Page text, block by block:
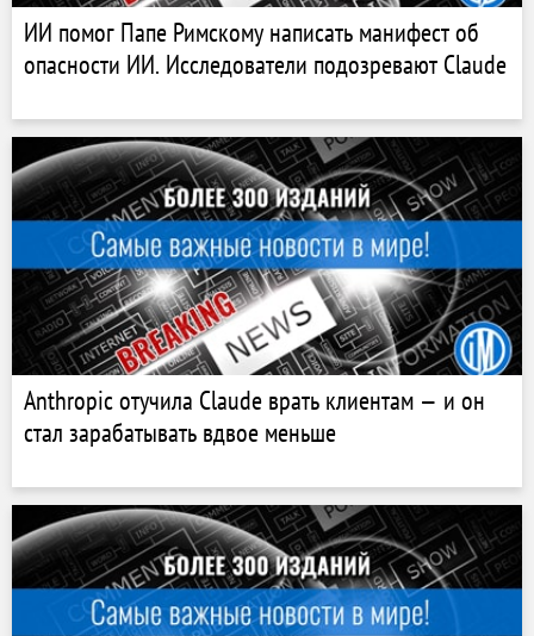
ИИ помог Папе Римскому написать манифест об
опасности ИИ. Исследователи подозревают Claude
Anthropic отучила Claude врать клиентам — и он
стал зарабатывать вдвое меньше